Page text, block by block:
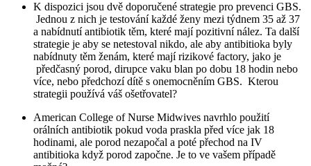
K dispozici jsou dvě doporučené strategie pro prevenci GBS.
Jednou z nich je testování každé ženy mezi týdnem 35 až 37
a nabídnutí antibiotik těm, které mají pozitivní nález. Ta další
strategie je aby se netestoval nikdo, ale aby antibitioka byly
nabídnuty těm ženám, které mají rizikové factory, jako je
předčasný porod, dirupce vaku blan po dobu 18 hodin nebo
více, nebo předchozí dítě s onemocněním GBS. Kterou
strategii používá váš ošetřovatel?
American College of Nurse Midwives navrhlo použití
orálních antibiotik pokud voda praskla před více jak 18
hodinami, ale porod nezapočal a poté přechod na IV
antibitioka když porod započne. Je to ve vašem případě